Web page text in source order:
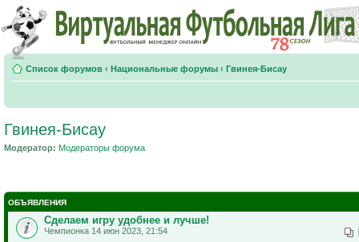
Список форумов ‹ Национальные форумы ‹ Гвинея-Бисау
Гвинея-Бисау
Модератор: Модераторы форума
ОБЪЯВЛЕНИЯ
Сделаем игру удобнее и лучше!
Чемпионка 14 июн 2023, 21:54